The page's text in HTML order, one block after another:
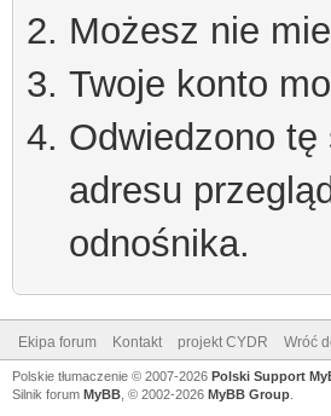
Możesz nie
Twoje konto
Odwiedzono
adresu
odnośnika.
Ekipa forum Kontakt projekt CYDR Wróć
Polskie tłumaczenie © 2007-2026 Polski Support
Silnik forum MyBB , © 2002-2026 MyBB Group